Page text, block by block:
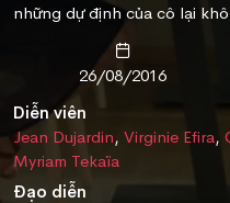
những dự định của cô lại
26/08/2016
Diễn viên
Jean Dujardin, Virginie Efira,
Myriam Tekaïa
Đạo diễn